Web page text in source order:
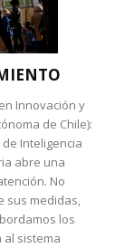
Innovación y
de Chile):
Inteligencia
abre una
No
sus medidas,
los
sistema